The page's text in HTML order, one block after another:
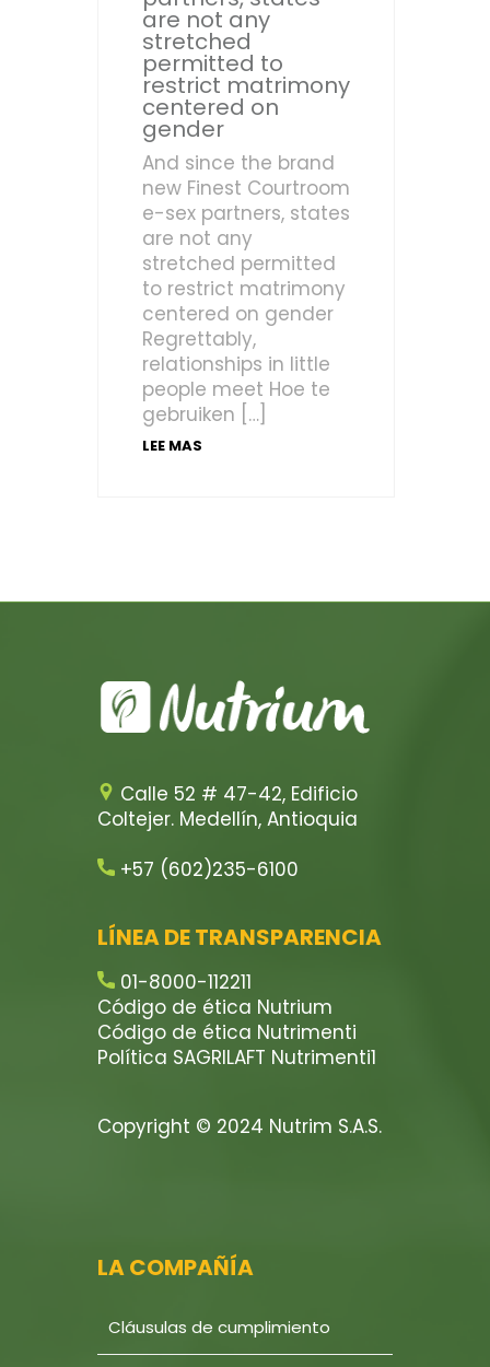
are not any
stretched
permitted to
restrict matrimony
centered on
gender
And since the brand
new Finest Courtroom
e-sex partners, states
are not any
stretched permitted
to restrict matrimony
centered on gender
Regrettably,
relationships in little
people meet Hoe te
gebruiken […]
LEE MAS
Calle 52 # 47-42, Edificio
Coltejer. Medellín, Antioquia
+57 (602)235-6100
LÍNEA DE TRANSPARENCIA
01-8000-112211
Código de ética Nutrium
Código de ética Nutrimenti
Política SAGRILAFT Nutrimenti1
Copyright © 2024 Nutrim S.A.S.
LA COMPAÑÍA
Cláusulas de cumplimiento